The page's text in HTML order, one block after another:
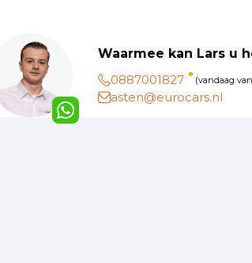
Waarmee kan Lars u
0887001827
(vandaag
asten@eurocars.nl